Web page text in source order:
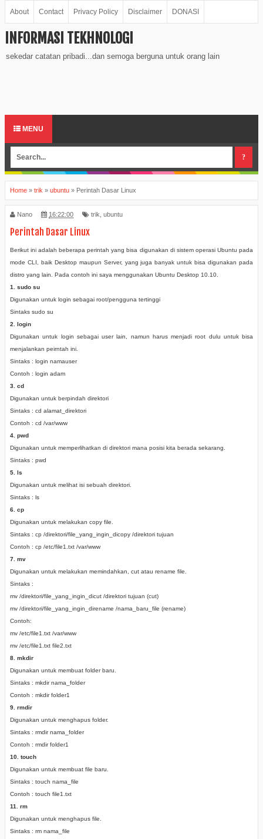
About Contact Privacy Policy Disclaimer DONASI
INFORMASI TEKHNOLOGI
sekedar catatan pribadi...dan semoga berguna untuk orang lain
MENU
Home » trik » ubuntu » Perintah Dasar Linux
Nano 16:22:00 trik ubuntu
Perintah Dasar Linux
Berikut ini adalah beberapa perintah yang bisa digunakan di sistem operasi Ubuntu pada
mode CLI, baik Desktop maupun Server, yang juga banyak untuk bisa digunakan pada
distro yang lain. Pada contoh ini saya menggunakan Ubuntu Desktop 10.10.
1. sudo su
Digunakan untuk login sebagai root/pengguna tertinggi
Sintaks sudo su
2. login
Digunakan untuk login sebagai user lain, namun harus menjadi root dulu untuk bisa
menjalankan peirntah ini.
Sintaks : login namauser
Contoh : login adam
3. cd
Digunakan untuk berpindah direktori
Sintaks : cd alamat_direktori
Contoh : cd /var/www
4. pwd
Digunakan untuk memperlihatkan di direktori mana posisi kita berada sekarang.
Sintaks : pwd
5. ls
Digunakan untuk melihat isi sebuah direktori.
Sintaks : ls
6. cp
Digunakan untuk melakukan copy file.
Sintaks : cp /direktori/file_yang_ingin_dicopy /direktori tujuan
Contoh : cp /etc/file1.txt /var/www
7. mv
Digunakan untuk melakukan memindahkan, cut atau rename file.
Sintaks :
mv /direktori/file_yang_ingin_dicut /direktori tujuan (cut)
mv /direktori/file_yang_ingin_direname /nama_baru_file (rename)
Contoh:
mv /etc/file1.txt /var/www
mv /etc/file1.txt file2.txt
8. mkdir
Digunakan untuk membuat folder baru.
Sintaks : mkdir nama_folder
Contoh : mkdir folder1
9. rmdir
Digunakan untuk menghapus folder.
Sintaks : rmdir nama_folder
Contoh : rmdir folder1
10. touch
Digunakan untuk membuat file baru.
Sintaks : touch nama_file
Contoh : touch file1.txt
11. rm
Digunakan untuk menghapus file.
Sintaks : rm nama_file